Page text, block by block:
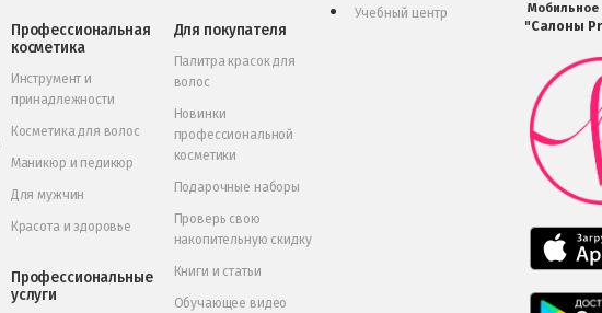
Профессиональная
косметика
Инструмент и
принадлежности
Косметика для волос
Маникюр и педикюр
Для мужчин
Красота и здоровье
Профессиональные
услуги
Для покупателя
Палитра красок для
волос
Новинки
профессиональной
косметики
Подарочные наборы
Проверь свою
накопительную скидку
Книги и статьи
Обучающее видео
Учебный центр Мобильное
"Салоны